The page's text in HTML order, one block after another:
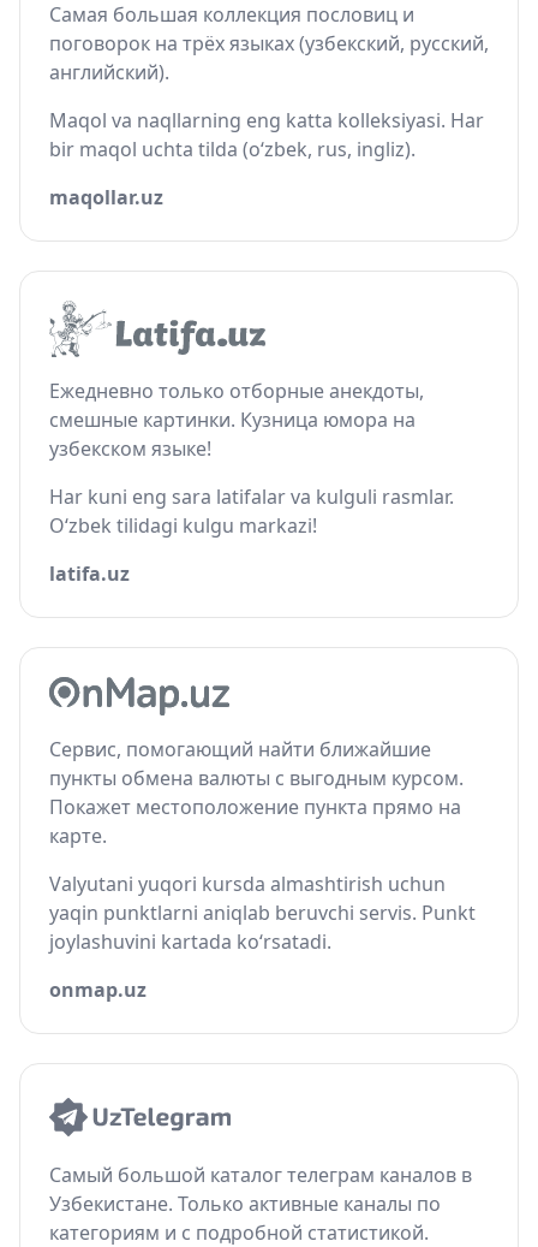
Самая большая коллекция пословиц и
поговорок на трёх языках (узбекский, русский,
английский).
Maqol va naqllarning eng katta kolleksiyasi. Har
bir maqol uchta tilda (o‘zbek, rus, ingliz).
maqollar.uz
Ежедневно только отборные анекдоты,
смешные картинки. Кузница юмора на
узбекском языке!
Har kuni eng sara latifalar va kulguli rasmlar.
O‘zbek tilidagi kulgu markazi!
latifa.uz
Сервис, помогающий найти ближайшие
пункты обмена валюты с выгодным курсом.
Покажет местоположение пункта прямо на
карте.
Valyutani yuqori kursda almashtirish uchun
yaqin punktlarni aniqlab beruvchi servis. Punkt
joylashuvini kartada ko‘rsatadi.
onmap.uz
Самый большой каталог телеграм каналов в
Узбекистане. Только активные каналы по
категориям и с подробной статистикой.